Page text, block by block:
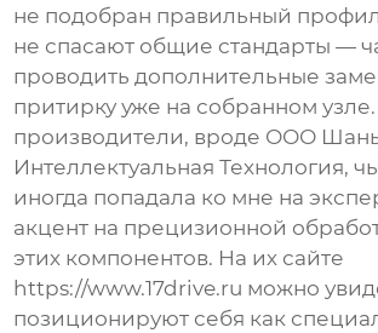
не подобран правильный
не спасают общие стандарты —
проводить дополнительные
притирку уже на собранном
производители, вроде ООО
Интеллектуальная Технология,
иногда попадала ко мне на
акцент на прецизионной
этих компонентов. На их сайте
https://www.17drive.ru можно
позиционируют себя как